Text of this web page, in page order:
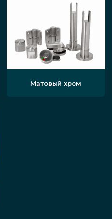
но не требуется
стекла. Разница
заключается в
процессах, для
и других
Матовый хром